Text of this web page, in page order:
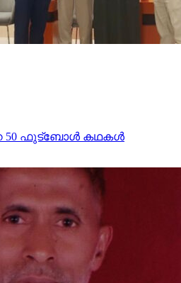
50 ഫുട്ബോൾ കഥകൾ